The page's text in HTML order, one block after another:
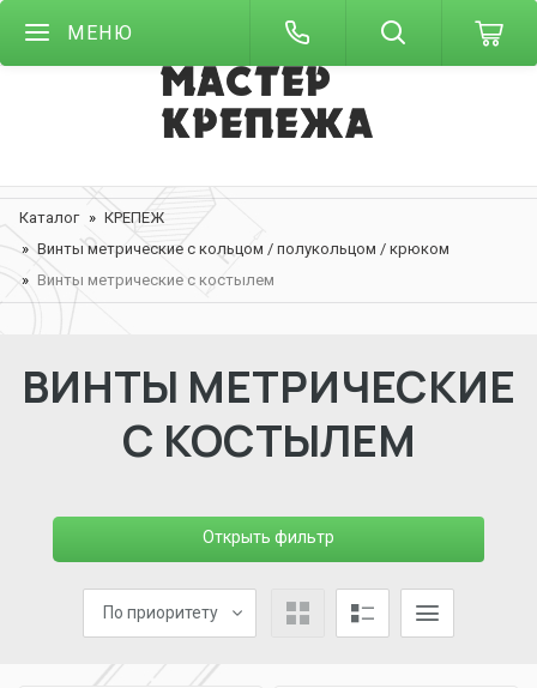
МЕНЮ
Каталог
КРЕПЕЖ
Винты метрические с кольцом / полукольцом / крюком
Винты метрические с костылем
ВИНТЫ МЕТРИЧЕСКИЕ
С КОСТЫЛЕМ
Открыть фильтр
По приоритету